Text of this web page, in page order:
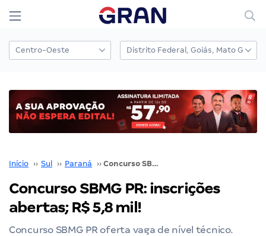
Início ›› Sul ›› Paraná ›› Concurso SBMG PR: inscrições abertas; R$ 5,8 mil!
Concurso SBMG PR: inscrições
abertas; R$ 5,8 mil!
Concurso SBMG PR oferta vaga de nível técnico.